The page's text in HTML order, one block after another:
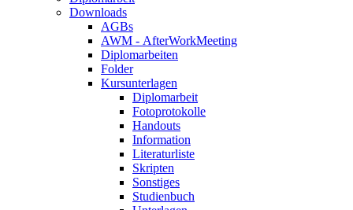
Downloads
AGBs
AWM - AfterWorkMeeting
Diplomarbeiten
Folder
Kursunterlagen
Diplomarbeit
Fotoprotokolle
Handouts
Information
Literaturliste
Skripten
Sonstiges
Studienbuch